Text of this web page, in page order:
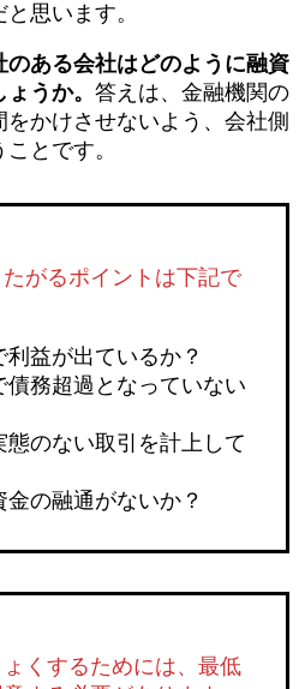
思います。
ある会社はどのように融資
うか。 答えは、金融機関の
かけさせないよう、会社側
とです。
がるポイントは下記で
益が出ているか？
債務超過となっていない
態のない取引を計上して
の融通がないか？
くするためには、最低